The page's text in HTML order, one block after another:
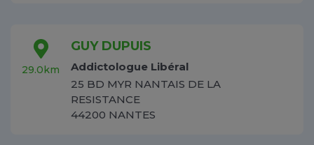
29.0km
GUY DUPUIS
Addictologue Libéral
25 BD MYR NANTAIS DE LA
RESISTANCE
44200 NANTES